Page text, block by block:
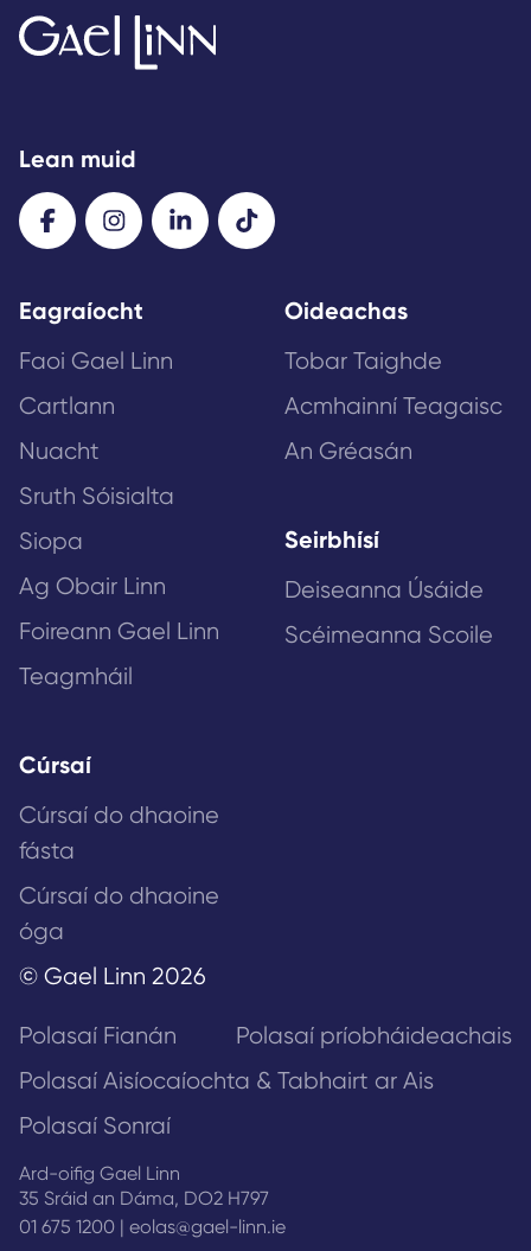
Lean muid
Eagraíocht
Faoi Gael Linn
Cartlann
Nuacht
Sruth Sóisialta
Siopa
Ag Obair Linn
Foireann Gael Linn
Teagmháil
Oideachas
Tobar Taighde
Acmhainní Teagaisc
An Gréasán
Seirbhísí
Deiseanna Úsáide
Scéimeanna Scoile
Cúrsaí
Cúrsaí do dhaoine
fásta
Cúrsaí do dhaoine
óga
© Gael Linn 2026
Polasaí Fianán
Polasaí príobháideachais
Polasaí Aisíocaíochta & Tabhairt ar Ais
Polasaí Sonraí
Ard-oifig Gael Linn
35 Sráid an Dáma, DO2 H797
01 675 1200 | eolas@gael-linn.ie